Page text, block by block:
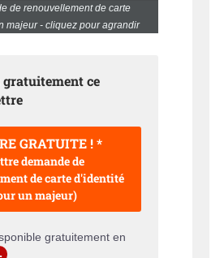
de renouvellement de carte
majeur - cliquez pour agrandir
gratuitement ce
GRATUITE ! *
demande de
de carte d'identité
un majeur)
gratuitement en